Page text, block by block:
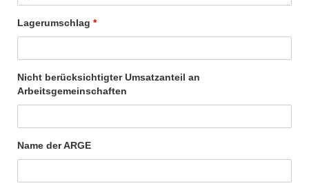
Lagerumschlag *
Nicht berücksichtigter Umsatzanteil an
Arbeitsgemeinschaften
Name der ARGE